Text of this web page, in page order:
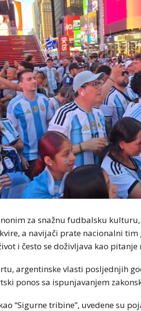
za snažnu fudbalsku
a navijači prate nacionalni
i često se doživljava kao
argentinske vlasti posljednjih
ponos sa ispunjavanjem
“Sigurne tribine”, uvedene su